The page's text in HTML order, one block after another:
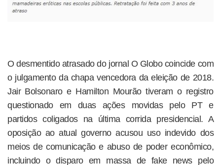
O desmentido atrasado do jornal O Globo coincide com
o julgamento da chapa vencedora da eleição de 2018.
Jair Bolsonaro e Hamilton Mourão tiveram o registro
questionado em duas ações movidas pelo PT e
partidos coligados na última corrida presidencial. A
oposição ao atual governo acusou uso indevido dos
meios de comunicação e abuso de poder econômico,
incluindo o disparo em massa de fake news pelo